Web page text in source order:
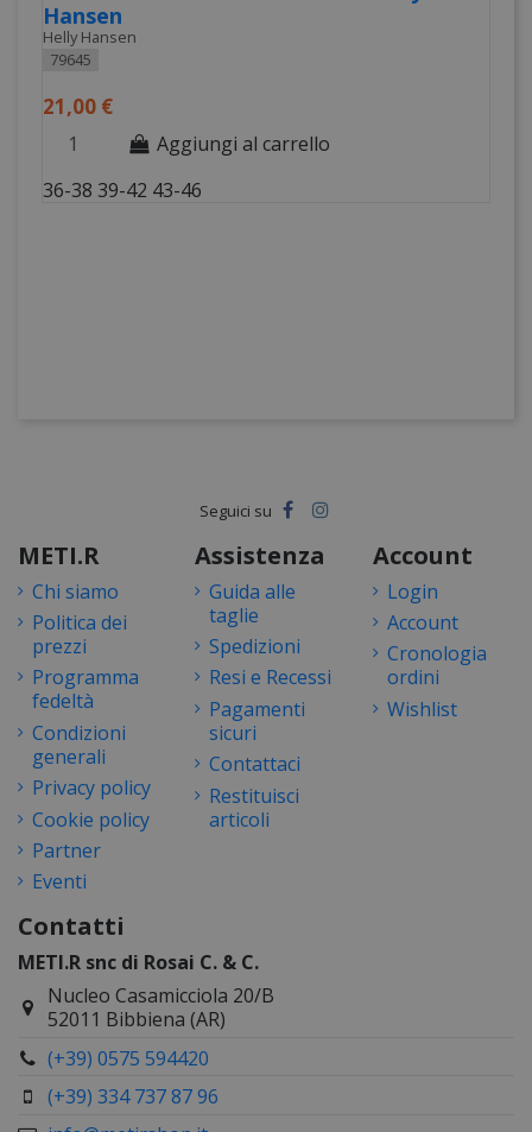
Hansen
Helly Hansen
79645
21,00 €
Aggiungi al carrello
36-38 39-42 43-46
METI.R
Chi siamo
Politica dei
prezzi
Programma
fedeltà
Condizioni
generali
Privacy policy
Cookie policy
Partner
Eventi
Assistenza
Guida alle
taglie
Spedizioni
Resi e Recessi
Pagamenti
sicuri
Contattaci
Restituisci
articoli
Account
Login
Account
Cronologia
ordini
Wishlist
Contatti
METI.R snc di Rosai C. & C.
Nucleo Casamicciola 20/B
52011 Bibbiena (AR)
(+39) 0575 594420
(+39) 334 737 87 96